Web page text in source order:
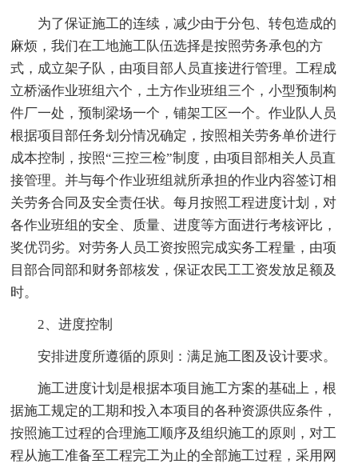
为了保证施工的连续，减少由于分包、转包造成的
麻烦，我们在工地施工队伍选择是按照劳务承包的方
式，成立架子队，由项目部人员直接进行管理。工程成
立桥涵作业班组六个，土方作业班组三个，小型预制构
件厂一处，预制梁场一个，铺架工区一个。作业队人员
根据项目部任务划分情况确定，按照相关劳务单价进行
成本控制，按照“三控三检”制度，由项目部相关人员直
接管理。并与每个作业班组就所承担的作业内容签订相
关劳务合同及安全责任状。每月按照工程进度计划，对
各作业班组的安全、质量、进度等方面进行考核评比，
奖优罚劣。对劳务人员工资按照完成实务工程量，由项
目部合同部和财务部核发，保证农民工工资发放足额及
时。
2、进度控制
安排进度所遵循的原则：满足施工图及设计要求。
施工进度计划是根据本项目施工方案的基础上，根
据施工规定的工期和投入本项目的各种资源供应条件，
按照施工过程的合理施工顺序及组织施工的原则，对工
程从施工准备至工程完工为止的全部施工过程，采用网